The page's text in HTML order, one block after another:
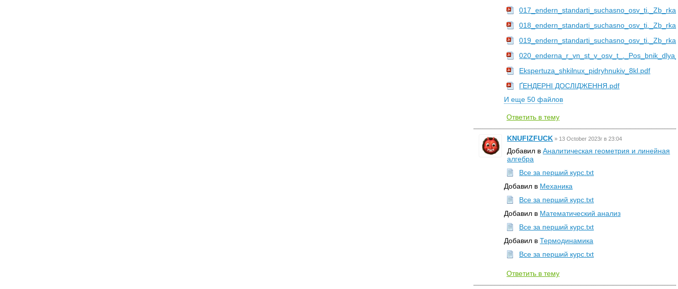
Ekspertuza_shkilnux_pidryhnukiv_8kl.pdf
ҐЕНДЕРНІ ДОСЛІДЖЕННЯ.pdf
И еще 50 файлов
Ответить в тему
KNUFIZFUCK » 13 October 2023г в 23:04
Добавил вАналитическая геометрия и линейная
алгебра
Все за перший курс.txt
Добавил в Механика
Все за перший курс.txt
Добавил в Математический анализ
Все за перший курс.txt
Добавил вТермодинамика
Все за перший курс.txt
Ответить в тему